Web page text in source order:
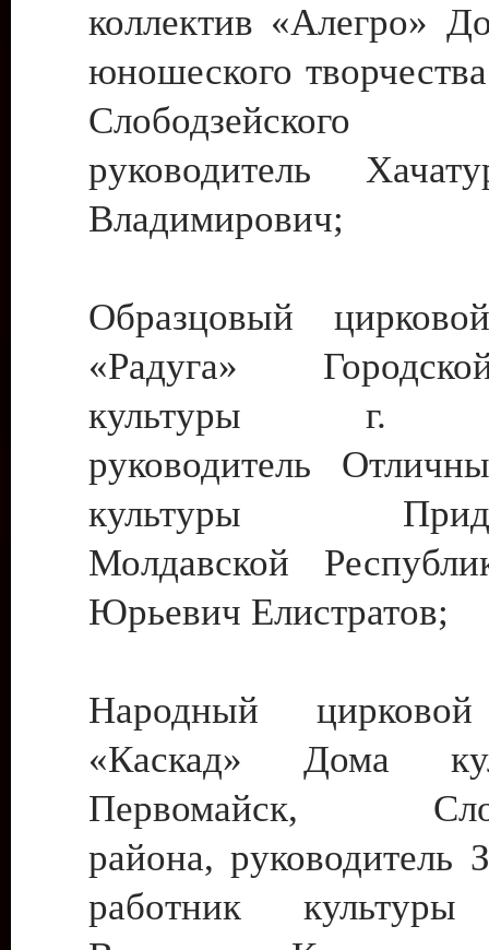
коллектив «Алегро»
юношеского
руководитель
Владимирович;
Образцовый
«Радуга»
культуры г.
руководитель
культуры
Молдавской
Юрьевич Елистратов;
Народный цирковой
«Каскад» Дома
Первомайск,
района, руководитель
работник культуры